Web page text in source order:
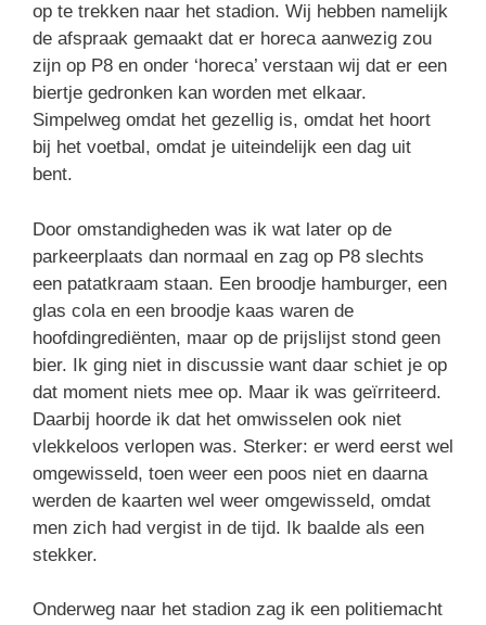
op te trekken naar het stadion. Wij hebben namelijk
de afspraak gemaakt dat er horeca aanwezig zou
zijn op P8 en onder ‘horeca’ verstaan wij dat er een
biertje gedronken kan worden met elkaar.
Simpelweg omdat het gezellig is, omdat het hoort
bij het voetbal, omdat je uiteindelijk een dag uit
bent.
Door omstandigheden was ik wat later op de
parkeerplaats dan normaal en zag op P8 slechts
een patatkraam staan. Een broodje hamburger, een
glas cola en een broodje kaas waren de
hoofdingrediënten, maar op de prijslijst stond geen
bier. Ik ging niet in discussie want daar schiet je op
dat moment niets mee op. Maar ik was geïrriteerd.
Daarbij hoorde ik dat het omwisselen ook niet
vlekkeloos verlopen was. Sterker: er werd eerst wel
omgewisseld, toen weer een poos niet en daarna
werden de kaarten wel weer omgewisseld, omdat
men zich had vergist in de tijd. Ik baalde als een
stekker.
Onderweg naar het stadion zag ik een politiemacht